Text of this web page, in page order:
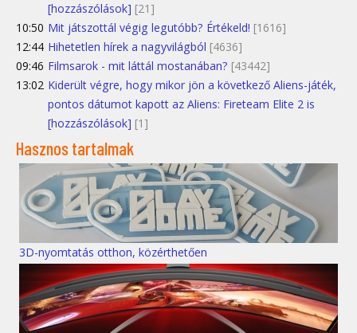
[hozzászólások] [21]
10:50 Mit játszottál végig legutóbb? Értékeld! [1616]
12:44 Hihetetlen hírek a nagyvilágból [4636]
09:46 Filmsarok - mit láttál mostanában? [43442]
13:02 Kiderült végre, hogy mikor jön a következő Aliens-játék,
pontos dátumot kapott az Aliens: Fireteam Elite 2 is
[hozzászólások] [1]
Hasznos tartalmak
3D-nyomtatás otthon, közérthetően